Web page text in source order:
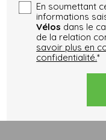
En soumettant
informations
Vélos dans le
de la relation
savoir plus en
confidentialité.*